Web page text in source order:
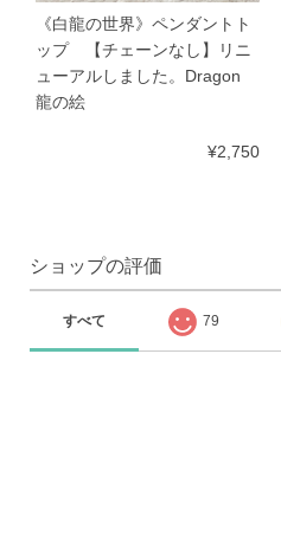
《白龍の世界》ペンダントト
ップ 【チェーンなし】リニ
ューアルしました。Dragon
龍の絵
¥2,750
ショップの評価
すべて 79